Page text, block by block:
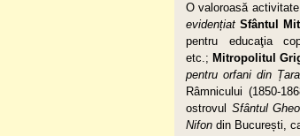
O valoroasă
evidențiat Sfântul
pentru educaţia
etc.; Mitropolitul
pentru orfani din
Râmnicului (1850-
ostrovul Sfântul
Nifon din București,